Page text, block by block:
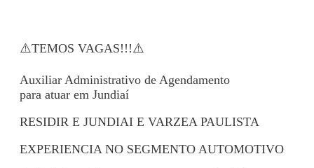
⚠️TEMOS VAGAS!!!⚠️
Auxiliar Administrativo de Agendamento
para atuar em Jundiaí
RESIDIR E JUNDIAI E VARZEA PAULISTA
EXPERIENCIA NO SEGMENTO AUTOMOTIVO